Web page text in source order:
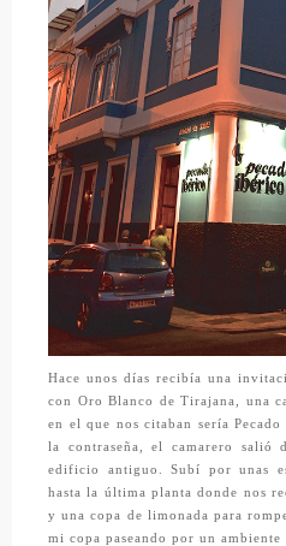
Hace unos días recibía una
con Oro Blanco de Tirajana,
una
en el que nos citaban seríaPecado
la contraseña, el camarero
edificio antiguo. Subí por unas
hasta la última planta donde nos
y una copa de limonada para
mi copa paseando por un